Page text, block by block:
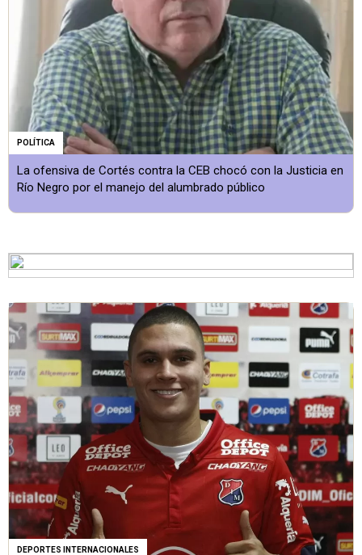
POLÍTICA
La ofensiva de Cortés contra la CEB chocó con la Justicia en
Río Negro por el manejo del alumbrado público
DEPORTES INTERNACIONALES